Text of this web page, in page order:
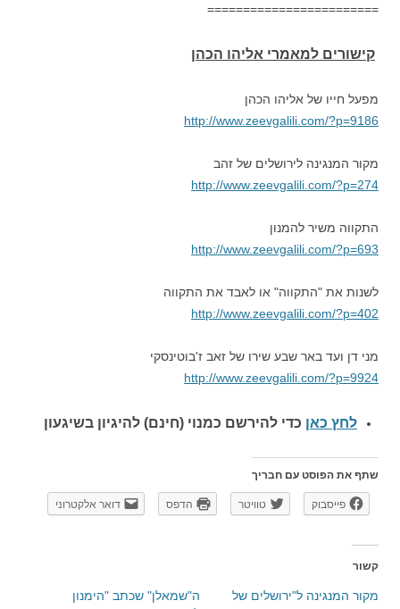
========================
קישורים למאמרי אליהו הכהן
מפעל חייו של אליהו הכהן
http://www.zeevgalili.com/?p=9186
מקור המנגינה לירושלים של זהב
http://www.zeevgalili.com/?p=274
התקווה משיר להמנון
http://www.zeevgalili.com/?p=693
לשנות את "התקווה" או לאבד את התקווה
http://www.zeevgalili.com/?p=402
מני דן ועד באר שבע שירו של זאב ז'בוטינסקי
http://www.zeevgalili.com/?p=9924
לחץ כאן כדי להירשם כמנוי (חינם) להיגיון בשיגעון
שתף את הפוסט עם חבריך
פייסבוק טוויטר הדפס דואר אלקטרוני
קשור
מקור המנגינה ל"ירושלים של
ה"שמאלן" שכתב "הימנון